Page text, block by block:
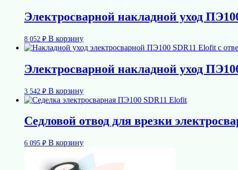
Электросварной накладной уход
8 052 ₽ В корзину
Электросварной накладной уход
3 542 ₽ В корзину
Седловой отвод для врезки
6 095 ₽ В корзину